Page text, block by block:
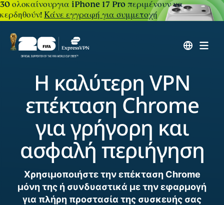
30 ολοκαίνουργια iPhone 17 Pro περιμένουν να
κερδηθούν!Κάνε εγγραφή για συμμετοχή
Η καλύτερη VPN
επέκταση Chrome
για γρήγορη και
ασφαλή περιήγηση
Χρησιμοποιήστε την επέκταση Chrome
μόνη της ή συνδυαστικά με την εφαρμογή
για πλήρη προστασία της συσκευής σας